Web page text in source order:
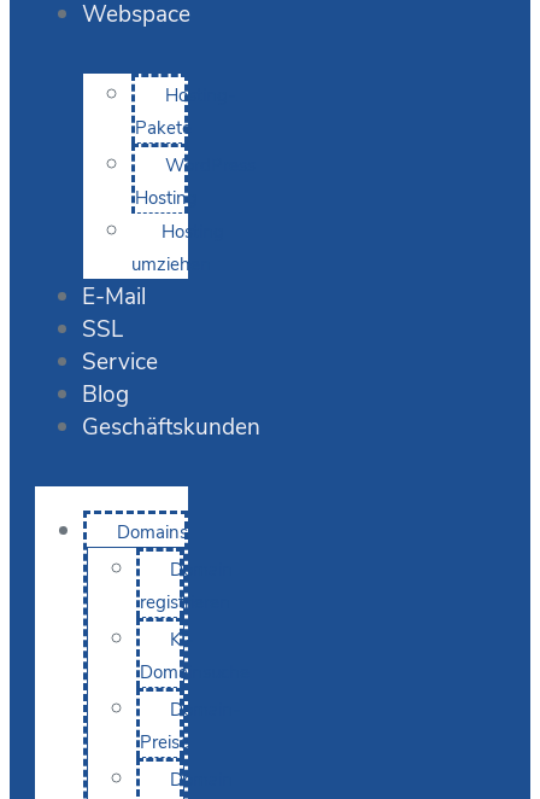
Webspace
Hosting-
Pakete
WordPress
Hosting
Hosting
umziehen
E-Mail
SSL
Service
Blog
Geschäftskunden
Domains
Domain
registrieren
KI-
Domainsuche
Domain-
Preise
Domain